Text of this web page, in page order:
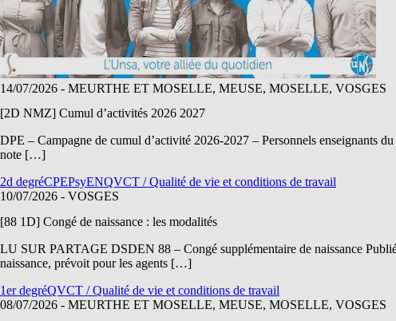
14/07/2026 - MEURTHE ET MOSELLE, MEUSE, MOSELLE, VOSGES
[2D NMZ] Cumul d’activités 2026 2027
DPE – Campagne de cumul d’activité 2026-2027 – Personnels enseignants
note […]
2d degréCPEPsyENQVCT / Qualité de vie et conditions de travail
10/07/2026 - VOSGES
[88 1D] Congé de naissance : les modalités
LU SUR PARTAGE DSDEN 88 – Congé supplémentaire de naissance
naissance, prévoit pour les agents […]
1er degréQVCT / Qualité de vie et conditions de travail
08/07/2026 - MEURTHE ET MOSELLE, MEUSE, MOSELLE, VOSGES